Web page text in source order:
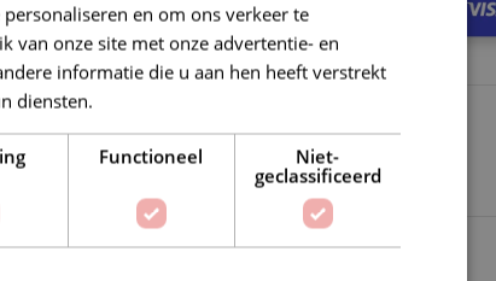
en om ons verkeer te
van onze site met onze advertentie- en
informatie die u aan hen heeft verstrekt
diensten.
Functioneel
Niet-
geclassificeerd